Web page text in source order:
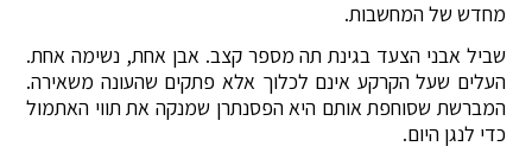
מחדש של המחשבות.
שביל אבני הצעד בגינת תה מספר קצב. אבן אחת, נשימה אחת.
העלים שעל הקרקע אינם לכלוך אלא פתקים שהעונה משאירה.
המברשת שסוחפת אותם היא הפסנתרן שמנקה את תווי האתמול
כדי לנגן היום.